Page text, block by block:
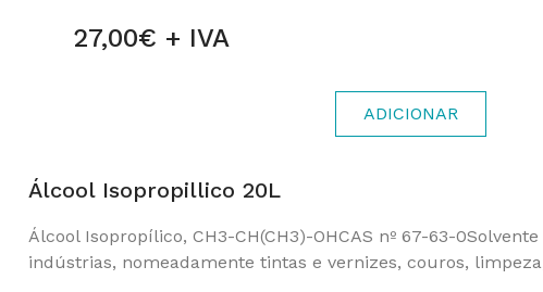
27,00€ + IVA
ADICIONAR
Álcool Isopropillico 20L
Álcool Isopropílico, CH3-CH(CH3)-OHCAS nº 67-63-
indústrias, nomeadamente tintas e vernizes, couros,